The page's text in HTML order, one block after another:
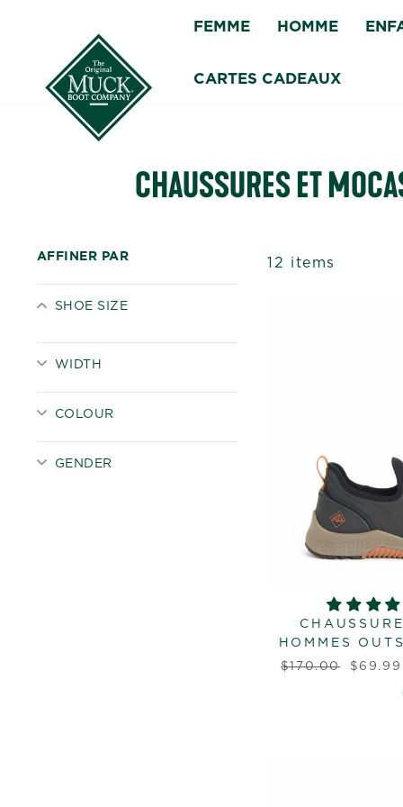
FEMME HOMME
CARTES CADEAUX
CHAUSSURES ET
AFFINER PAR
SHOE SIZE
WIDTH
COLOUR
GENDER
12 items
HOMMES
Prix
$170.00
Prix
$69.99